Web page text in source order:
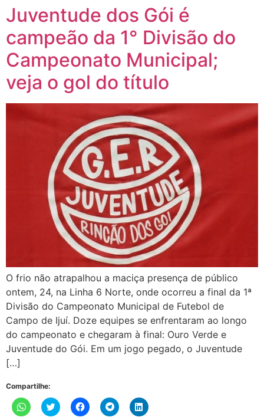
em
nova
Twitter(abre
em
nova
janela)
Facebook(abre
em
nova
janela)
Telegram(abre
em
nova
janela)
LinkedIn(abre
em
nova
janela)
Juventude dos Gói é
campeão da 1° Divisão do
Campeonato Municipal;
veja o gol do título
O frio não atrapalhou a maciça presença de público
ontem, 24, na Linha 6 Norte, onde ocorreu a final da 1ª
Divisão do Campeonato Municipal de Futebol de
Campo de Ijuí. Doze equipes se enfrentaram ao longo
do campeonato e chegaram à final: Ouro Verde e
Juventude do Gói. Em um jogo pegado, o Juventude
[…]
Compartilhe:
Clique
para
Clique
para
Clique
para
Clique
para
Clique
para